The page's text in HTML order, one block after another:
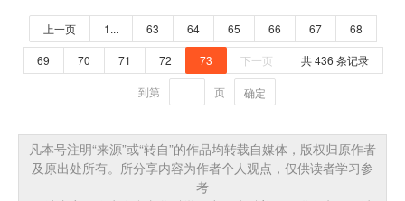
粉。将人参磨......
上一页 1... 63 64 65 66 67 68
69 70 71 72 73 下一页 共 436 条记录
到第 页 确定
凡本号注明“来源”或“转自”的作品均转载自媒体，版权归原作者
及原出处所有。所分享内容为作者个人观点，仅供读者学习参
考